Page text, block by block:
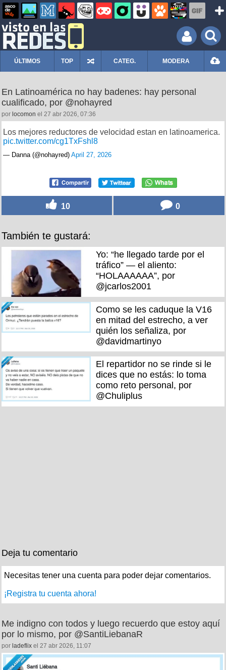
ÚLTIMOS TOP CATEG. MODERA
En Latinoamérica no hay badenes: hay personal
cualificado, por @nohayred
por locomon el 27 abr 2026, 07:36
Los mejores reductores de velocidad estan en latinoamerica.
pic.twitter.com/cg1TxFshl8
— Danna (@nohayred) April 27, 2026
10 0
También te gustará:
Yo: “he llegado tarde por el
tráfico” — el aliento:
“HOLAAAAAA”, por
@jcarlos2001
Como se les caduque la V16
en mitad del estrecho, a ver
quién los señaliza, por
@davidmartinyo
El repartidor no se rinde si le
dices que no estás: lo toma
como reto personal, por
@Chuliplus
Deja tu comentario
Necesitas tener una cuenta para poder dejar comentarios.
¡Registra tu cuenta ahora!
Me indigno con todos y luego recuerdo que estoy aquí
por lo mismo, por @SantiLiebanaR
por ladeflix el 27 abr 2026, 11:07